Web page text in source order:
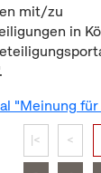
mit/zu
in
"Meinung für
|< <